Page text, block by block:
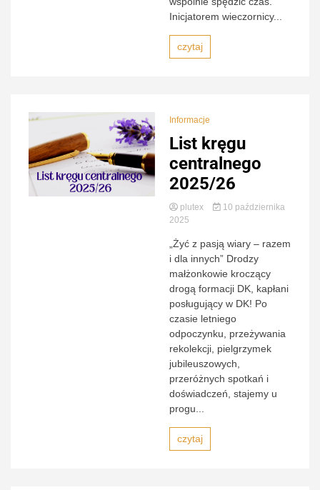
Inicjatorem wieczornicy...
czytaj
Informacje
List kręgu
centralnego
2025/26
plutex
10 października
2025
„Żyć z pasją wiary – razem
i dla innych” Drodzy
małżonkowie kroczący
drogą formacji DK, kapłani
posługujący w DK! Po
czasie letniego
odpoczynku, przeżywania
rekolekcji, pielgrzymek
jubileuszowych,
przeróżnych spotkań i
doświadczeń, stajemy u
progu...
czytaj